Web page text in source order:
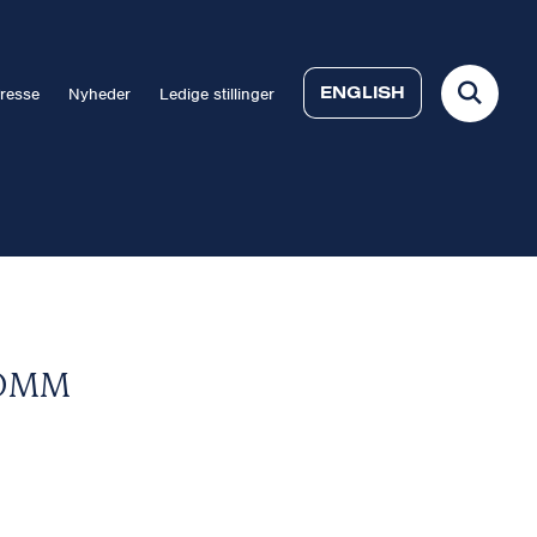
Nyheder Ledige stillinger ENGLISH